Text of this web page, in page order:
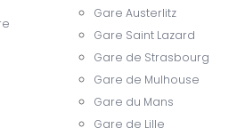
Gare Austerlitz
Gare Saint Lazard
Gare de Strasbourg
Gare de Mulhouse
Gare du Mans
Gare de Lille